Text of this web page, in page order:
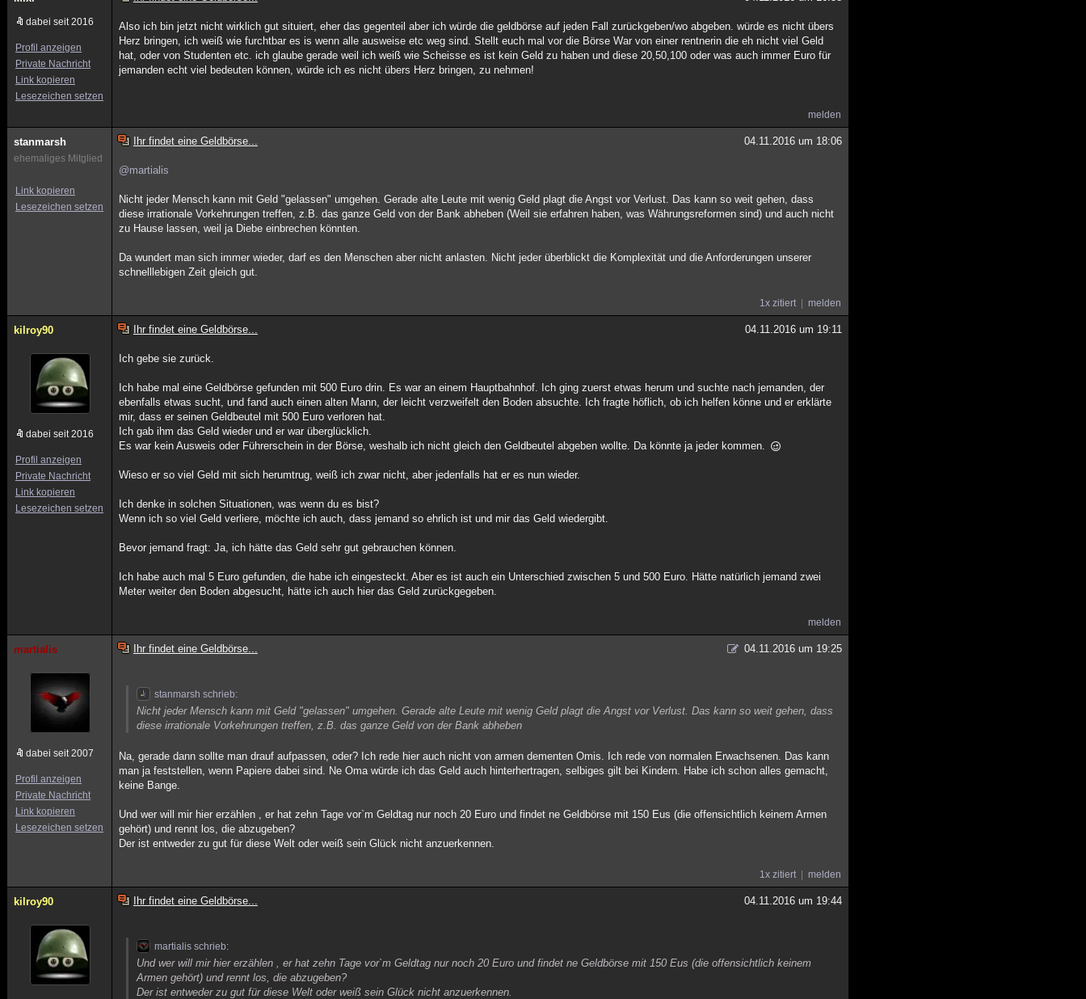
dabei seit 2016
Profil anzeigen
Private Nachricht
Link kopieren
Lesezeichen setzen
Also ich bin jetzt nicht wirklich gut situiert, eher das gegenteil aber ich würde die geldbörse auf jeden Fall zurückgeben/wo abgeben. würde es nicht übers
Herz bringen, ich weiß wie furchtbar es is wenn alle ausweise etc weg sind. Stellt euch mal vor die Börse War von einer rentnerin die eh nicht viel Geld
hat, oder von Studenten etc. ich glaube gerade weil ich weiß wie Scheisse es ist kein Geld zu haben und diese 20,50,100 oder was auch immer Euro für
jemanden echt viel bedeuten können, würde ich es nicht übers Herz bringen, zu nehmen!
melden
stanmarsh
ehemaliges Mitglied
Link kopieren
Lesezeichen setzen
Ihr findet eine Geldbörse... 04.11.2016 um 18:06
@martialis
Nicht jeder Mensch kann mit Geld "gelassen" umgehen. Gerade alte Leute mit wenig Geld plagt die Angst vor Verlust. Das kann so weit gehen, dass
diese irrationale Vorkehrungen treffen, z.B. das ganze Geld von der Bank abheben (Weil sie erfahren haben, was Währungsreformen sind) und auch nicht
zu Hause lassen, weil ja Diebe einbrechen könnten.
Da wundert man sich immer wieder, darf es den Menschen aber nicht anlasten. Nicht jeder überblickt die Komplexität und die Anforderungen unserer
schnelllebigen Zeit gleich gut.
1x zitiert melden
kilroy90
dabei seit 2016
Profil anzeigen
Private Nachricht
Link kopieren
Lesezeichen setzen
Ihr findet eine Geldbörse... 04.11.2016 um 19:11
Ich gebe sie zurück.
Ich habe mal eine Geldbörse gefunden mit 500 Euro drin. Es war an einem Hauptbahnhof. Ich ging zuerst etwas herum und suchte nach jemanden, der
ebenfalls etwas sucht, und fand auch einen alten Mann, der leicht verzweifelt den Boden absuchte. Ich fragte höflich, ob ich helfen könne und er erklärte
mir, dass er seinen Geldbeutel mit 500 Euro verloren hat.
Ich gab ihm das Geld wieder und er war überglücklich.
Es war kein Ausweis oder Führerschein in der Börse, weshalb ich nicht gleich den Geldbeutel abgeben wollte. Da könnte ja jeder kommen.
Wieso er so viel Geld mit sich herumtrug, weiß ich zwar nicht, aber jedenfalls hat er es nun wieder.
Ich denke in solchen Situationen, was wenn du es bist?
Wenn ich so viel Geld verliere, möchte ich auch, dass jemand so ehrlich ist und mir das Geld wiedergibt.
Bevor jemand fragt: Ja, ich hätte das Geld sehr gut gebrauchen können.
Ich habe auch mal 5 Euro gefunden, die habe ich eingesteckt. Aber es ist auch ein Unterschied zwischen 5 und 500 Euro. Hätte natürlich jemand zwei
Meter weiter den Boden abgesucht, hätte ich auch hier das Geld zurückgegeben.
melden
martialis
dabei seit 2007
Profil anzeigen
Private Nachricht
Link kopieren
Lesezeichen setzen
Ihr findet eine Geldbörse... 04.11.2016 um 19:25
stanmarsh schrieb:
Nicht jeder Mensch kann mit Geld "gelassen" umgehen. Gerade alte Leute mit wenig Geld plagt die Angst vor Verlust. Das kann so weit gehen, dass
diese irrationale Vorkehrungen treffen, z.B. das ganze Geld von der Bank abheben
Na, gerade dann sollte man drauf aufpassen, oder? Ich rede hier auch nicht von armen dementen Omis. Ich rede von normalen Erwachsenen. Das kann
man ja feststellen, wenn Papiere dabei sind. Ne Oma würde ich das Geld auch hinterhertragen, selbiges gilt bei Kindern. Habe ich schon alles gemacht,
keine Bange.
Und wer will mir hier erzählen , er hat zehn Tage vor`m Geldtag nur noch 20 Euro und findet ne Geldbörse mit 150 Eus (die offensichtlich keinem Armen
gehört) und rennt los, die abzugeben?
Der ist entweder zu gut für diese Welt oder weiß sein Glück nicht anzuerkennen.
1x zitiert melden
kilroy90 Ihr findet eine Geldbörse... 04.11.2016 um 19:44
martialis schrieb:
Und wer will mir hier erzählen , er hat zehn Tage vor`m Geldtag nur noch 20 Euro und findet ne Geldbörse mit 150 Eus (die offensichtlich keinem
Armen gehört) und rennt los, die abzugeben?
Der ist entweder zu gut für diese Welt oder weiß sein Glück nicht anzuerkennen.